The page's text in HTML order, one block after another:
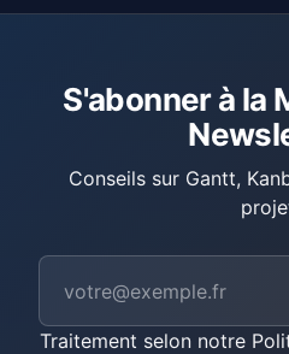
S'abonner à la
Conseils sur Gantt,
Traitement selon notre